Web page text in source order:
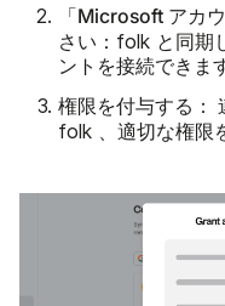
「Microsoft アカ
さい ：folk と同
ントを接続できま
権限を付与する：
folk 、適切な権限